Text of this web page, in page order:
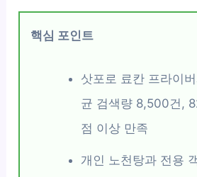
핵심 포인트
삿포로 료칸 프라이
균 검색량 8,500건,
점 이상 만족
개인 노천탕과 전용